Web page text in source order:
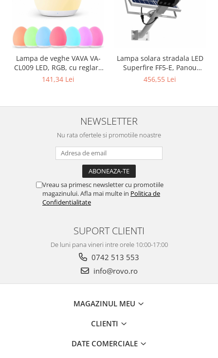
Lampa de veghe VAVA VA-
CL009 LED, RGB, cu reglare
touch a Intensitatii, lumina
141,34 Lei
Lampa solara stradala LED
Superfire FF5-E, Panou
solar, Telecomanda, 897W,
456,55 Lei
NEWSLETTER
Nu rata ofertele si promotiile noastre
Vreau sa primesc newsletter cu promotiile
magazinului. Afla mai multe in Politica de
Confidentialitate
SUPORT CLIENTI
De luni pana vineri intre orele 10:00-17:00
0742 513 553
info@rovo.ro
MAGAZINUL MEU
CLIENTI
DATE COMERCIALE